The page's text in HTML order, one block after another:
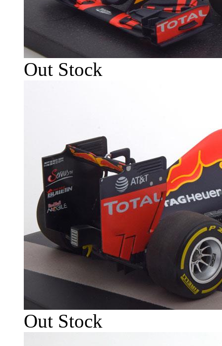
Out Stock
Out Stock